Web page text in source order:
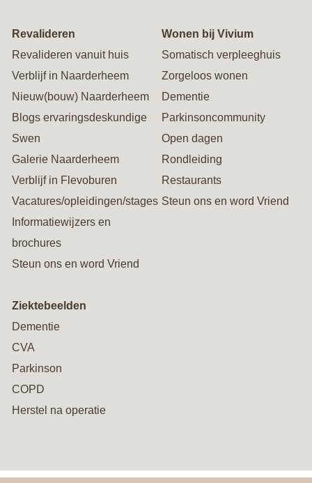
Revalideren
Revalideren vanuit huis
Verblijf in Naarderheem
Nieuw(bouw) Naarderheem
Blogs ervaringsdeskundige
Swen
Galerie Naarderheem
Verblijf in Flevoburen
Vacatures/opleidingen/stages
Informatiewijzers en
brochures
Steun ons en word Vriend
Wonen bij Vivium
Somatisch verpleeghuis
Zorgeloos wonen
Dementie
Parkinsoncommunity
Open dagen
Rondleiding
Restaurants
Steun ons en word Vriend
Ziektebeelden
Dementie
CVA
Parkinson
COPD
Herstel na operatie